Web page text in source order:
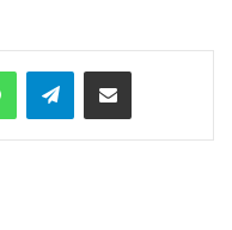
WhatsAppTelegramCondividi via Email